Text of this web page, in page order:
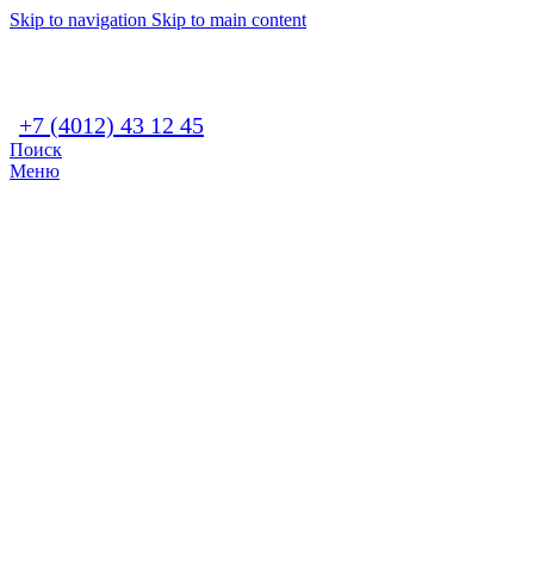
Skip to navigation Skip to main content
+7 (4012) 43 12 45
Поиск
Меню